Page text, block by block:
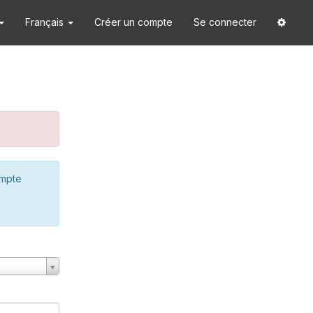
Français Créer un compte Se connecter